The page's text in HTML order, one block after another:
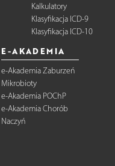
Kalkulatory
Klasyfikacja ICD-9
Klasyfikacja ICD-10
E-AKADEMIA
e-Akademia Zaburzeń
Mikrobioty
e-Akademia POChP
e-Akademia Chorób
Naczyń